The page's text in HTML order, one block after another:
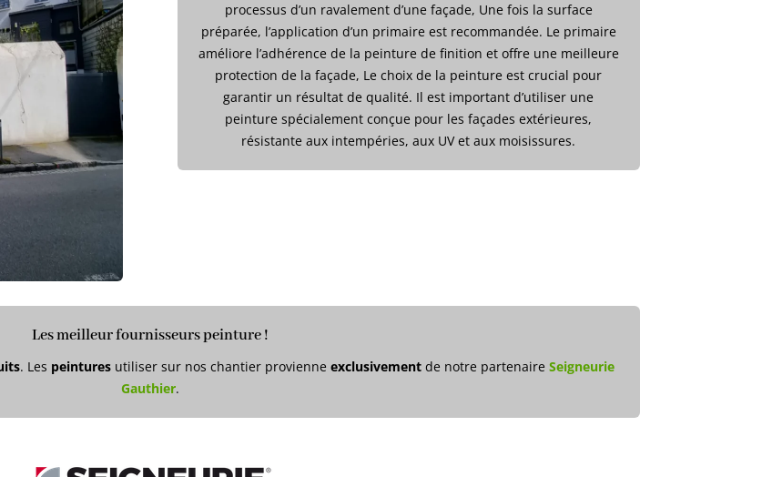
processus d’un ravalement d’une façade, Une fois la surface
préparée, l’application d’un primaire est recommandée. Le primaire
améliore l’adhérence de la peinture de finition et offre une meilleure
protection de la façade, Le choix de la peinture est crucial pour
garantir un résultat de qualité. Il est important d’utiliser une
peinture spécialement conçue pour les façades extérieures,
résistante aux intempéries, aux UV et aux moisissures.
Les meilleur fournisseurs peinture !
. Les peinturesutiliser sur nos chantier provienne exclusivementde notre partenaire Seigneurie
Gauthier.